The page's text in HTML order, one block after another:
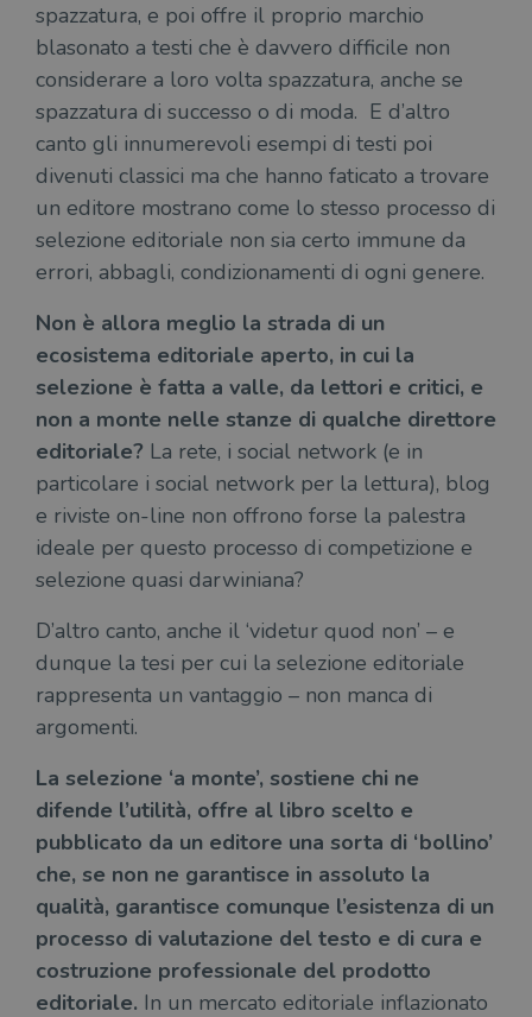
spazzatura, e poi offre il proprio marchio
blasonato a testi che è davvero difficile non
considerare a loro volta spazzatura, anche se
spazzatura di successo o di moda. E d’altro
canto gli innumerevoli esempi di testi poi
divenuti classici ma che hanno faticato a trovare
un editore mostrano come lo stesso processo di
selezione editoriale non sia certo immune da
errori, abbagli, condizionamenti di ogni genere.
Non è allora meglio la strada di un
ecosistema editoriale aperto, in cui la
selezione è fatta a valle, da lettori e critici, e
non a monte nelle stanze di qualche direttore
editoriale? La rete, i social network (e in
particolare i social network per la lettura), blog
e riviste on-line non offrono forse la palestra
ideale per questo processo di competizione e
selezione quasi darwiniana?
D’altro canto, anche il ‘videtur quod non’ – e
dunque la tesi per cui la selezione editoriale
rappresenta un vantaggio – non manca di
argomenti.
La selezione ‘a monte’, sostiene chi ne
difende l’utilità, offre al libro scelto e
pubblicato da un editore una sorta di ‘bollino’
che, se non ne garantisce in assoluto la
qualità, garantisce comunque l’esistenza di un
processo di valutazione del testo e di cura e
costruzione professionale del prodotto
editoriale. In un mercato editoriale inflazionato